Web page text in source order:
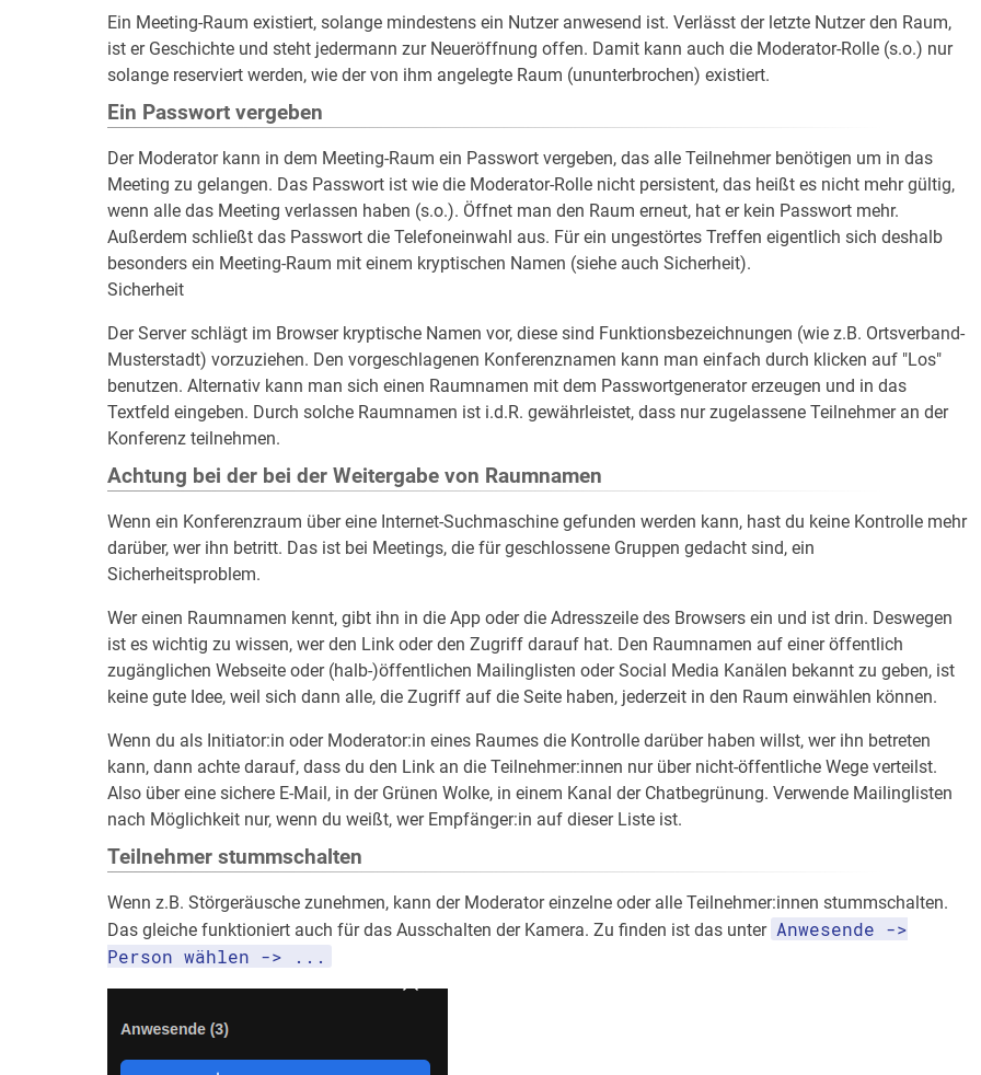
Ein Meeting-Raum existiert, solange mindestens ein Nutzer anwesend ist. Verlässt der letzte Nutzer den Raum,
ist er Geschichte und steht jedermann zur Neueröffnung offen. Damit kann auch die Moderator-Rolle (s.o.) nur
solange reserviert werden, wie der von ihm angelegte Raum (ununterbrochen) existiert.
Ein Passwort vergeben
Der Moderator kann in dem Meeting-Raum ein Passwort vergeben, das alle Teilnehmer benötigen um in das
Meeting zu gelangen. Das Passwort ist wie die Moderator-Rolle nicht persistent, das heißt es nicht mehr gültig,
wenn alle das Meeting verlassen haben (s.o.). Öffnet man den Raum erneut, hat er kein Passwort mehr.
Außerdem schließt das Passwort die Telefoneinwahl aus. Für ein ungestörtes Treffen eigentlich sich deshalb
besonders ein Meeting-Raum mit einem kryptischen Namen (siehe auch Sicherheit).
Sicherheit
Der Server schlägt im Browser kryptische Namen vor, diese sind Funktionsbezeichnungen (wie z.B. Ortsverband-
Musterstadt) vorzuziehen. Den vorgeschlagenen Konferenznamen kann man einfach durch klicken auf "Los"
benutzen. Alternativ kann man sich einen Raumnamen mit dem Passwortgenerator erzeugen und in das
Textfeld eingeben. Durch solche Raumnamen ist i.d.R. gewährleistet, dass nur zugelassene Teilnehmer an der
Konferenz teilnehmen.
Achtung bei der bei der Weitergabe von Raumnamen
Wenn ein Konferenzraum über eine Internet-Suchmaschine gefunden werden kann, hast du keine Kontrolle mehr
darüber, wer ihn betritt. Das ist bei Meetings, die für geschlossene Gruppen gedacht sind, ein
Sicherheitsproblem.
Wer einen Raumnamen kennt, gibt ihn in die App oder die Adresszeile des Browsers ein und ist drin. Deswegen
ist es wichtig zu wissen, wer den Link oder den Zugriff darauf hat. Den Raumnamen auf einer öffentlich
zugänglichen Webseite oder (halb-)öffentlichen Mailinglisten oder Social Media Kanälen bekannt zu geben, ist
keine gute Idee, weil sich dann alle, die Zugriff auf die Seite haben, jederzeit in den Raum einwählen können.
Wenn du als Initiator:in oder Moderator:in eines Raumes die Kontrolle darüber haben willst, wer ihn betreten
kann, dann achte darauf, dass du den Link an die Teilnehmer:innen nur über nicht-öffentliche Wege verteilst.
Also über eine sichere E-Mail, in der Grünen Wolke, in einem Kanal der Chatbegrünung. Verwende Mailinglisten
nach Möglichkeit nur, wenn du weißt, wer Empfänger:in auf dieser Liste ist.
Teilnehmer stummschalten
Wenn z.B. Störgeräusche zunehmen, kann der Moderator einzelne oder alle Teilnehmer:innen stummschalten.
Das gleiche funktioniert auch für das Ausschalten der Kamera. Zu finden ist das unter Anwesende ->
Person wählen -> ...